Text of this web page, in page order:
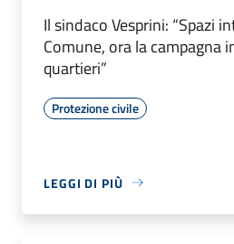
Il sindaco Vesprini: “Spazi
Comune, ora la campagna
quartieri”
Protezione civile
LEGGI DI PIÙ